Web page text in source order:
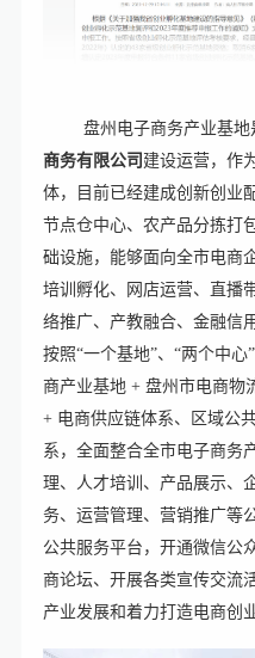
盘州电子商务产业基地
商务有限公司 建设运营，作
体，目前已经建成创新创业
节点仓中心、农产品分拣打
础设施，能够面向全市电商
培训孵化、网店运营、直播
络推广、产教融合、金融信
按照“一个基地”、“两个中
商产业基地 + 盘州市电商物
+ 电商供应链体系、区域公
系，全面整合全市电子商务
理、人才培训、产品展示、
务、运营管理、营销推广等
公共服务平台，开通微信公
商论坛、开展各类宣传交流
产业发展和着力打造电商创